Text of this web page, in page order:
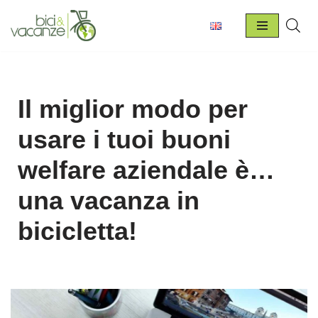
Vai
Il miglior modo per
usare i tuoi buoni
welfare aziendale è…
una vacanza in
bicicletta!